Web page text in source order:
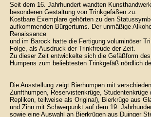
Seit dem 16. Jahrhundert wandten
besonderen Gestaltung von Trinkgefäßen zu.
Kostbare Exemplare gehörten zu den
aufkommenden Bürgertums. Der unmäßige
Renaissance
und im Barock hatte die Fertigung voluminöser
Folge, als Ausdruck der Trinkfreude der Zeit.
Zu dieser Zeit entwickelte sich die Gefäßform
Humpens zum beliebtesten Trinkgefäß nördlich
Die Ausstellung zeigt Bierhumpen mit
Zunfthumpen, Reservistenkrüge, Studentenkrüge
Repliken, teilweise als Original), Bierkrüge aus
und Zinn mit Schwerpunkt auf dem 19.
sowie eine Auswahl an Bierkrügen aus Duinger